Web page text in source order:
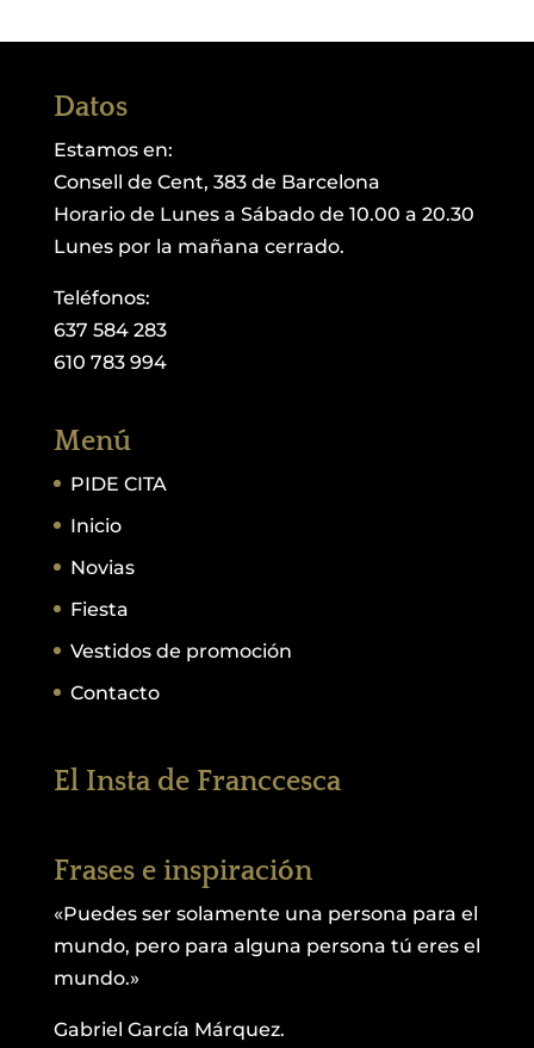
Datos
Estamos en:
Consell de Cent, 383 de Barcelona
Horario de Lunes a Sábado de 10.00 a 20.30
Lunes por la mañana cerrado.
Teléfonos:
637 584 283
610 783 994
Menú
PIDE CITA
Inicio
Novias
Fiesta
Vestidos de promoción
Contacto
El Insta de Franccesca
Frases e inspiración
«Puedes ser solamente una persona para el
mundo, pero para alguna persona tú eres el
mundo.»
Gabriel García Márquez.